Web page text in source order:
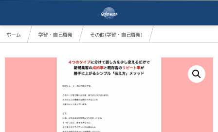
ホーム 学習・自己啓発
その他(学習・自己啓発)